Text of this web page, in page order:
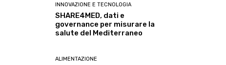
INNOVAZIONE E TECNOLOGIA
SHARE4MED, dati e
governance per misurare la
salute del Mediterraneo
ALIMENTAZIONE